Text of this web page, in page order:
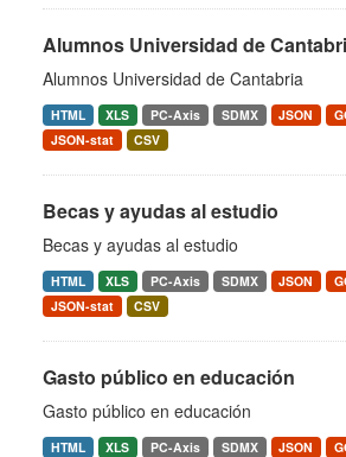
Alumnos Universidad de
Alumnos Universidad de Cantabria
HTML XLS PC-Axis SDMX JSON
JSON-stat
CSV
Becas y ayudas al estudio
Becas y ayudas al estudio
HTML XLS PC-Axis SDMX JSON
JSON-stat
CSV
Gasto público en educación
Gasto público en educación
HTML XLS PC-Axis SDMX JSON